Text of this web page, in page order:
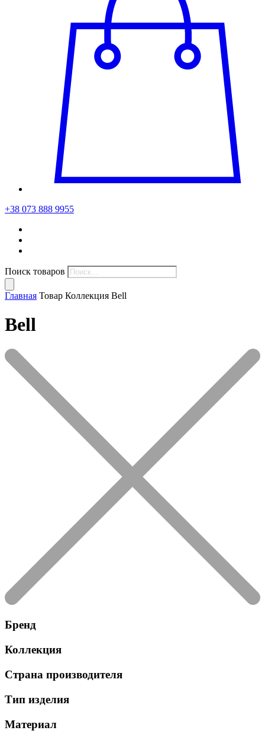
+38 073 888 9955
Поиск товаров
Главная Товар Коллекция Bell
Bell
Бренд
Коллекция
Страна производителя
Тип изделия
Материал